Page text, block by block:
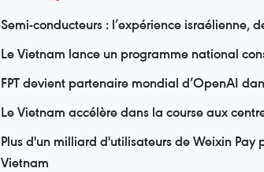
Semi-conducteurs : l’expérience israélienne,
Le Vietnam lance un programme national
FPT devient partenaire mondial d’OpenAI
Le Vietnam accélère dans la course aux
Plus d'un milliard d'utilisateurs de Weixin
Vietnam